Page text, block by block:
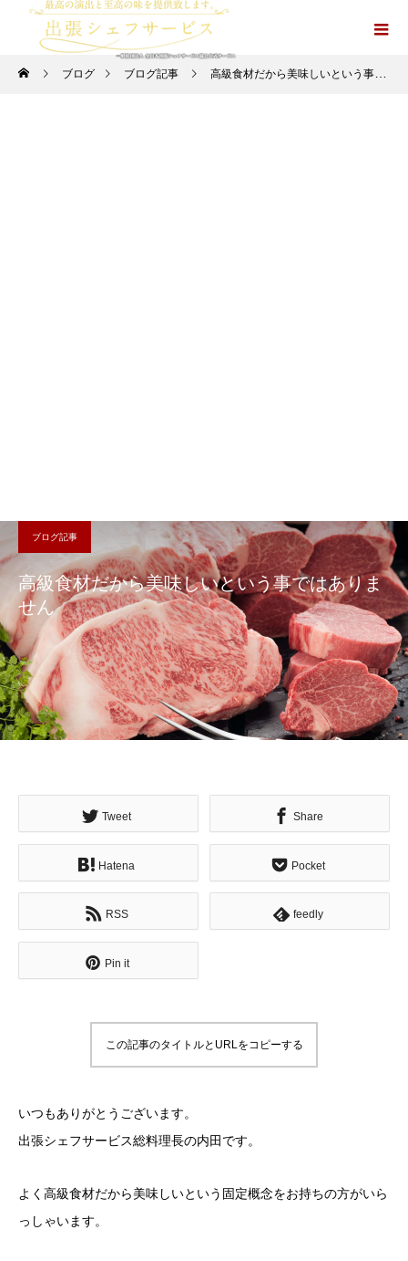
ブログ ブログ記事 高級食材だから美味しいという事ではありません
ブログ記事
高級食材だから美味しいという事ではありま
せん
Tweet Share
Hatena Pocket
RSS feedly
Pin it
この記事のタイトルとURLをコピーする
いつもありがとうございます。
出張シェフサービス総料理長の内田です。
よく高級食材だから美味しいという固定概念をお持ちの方がいら
っしゃいます。